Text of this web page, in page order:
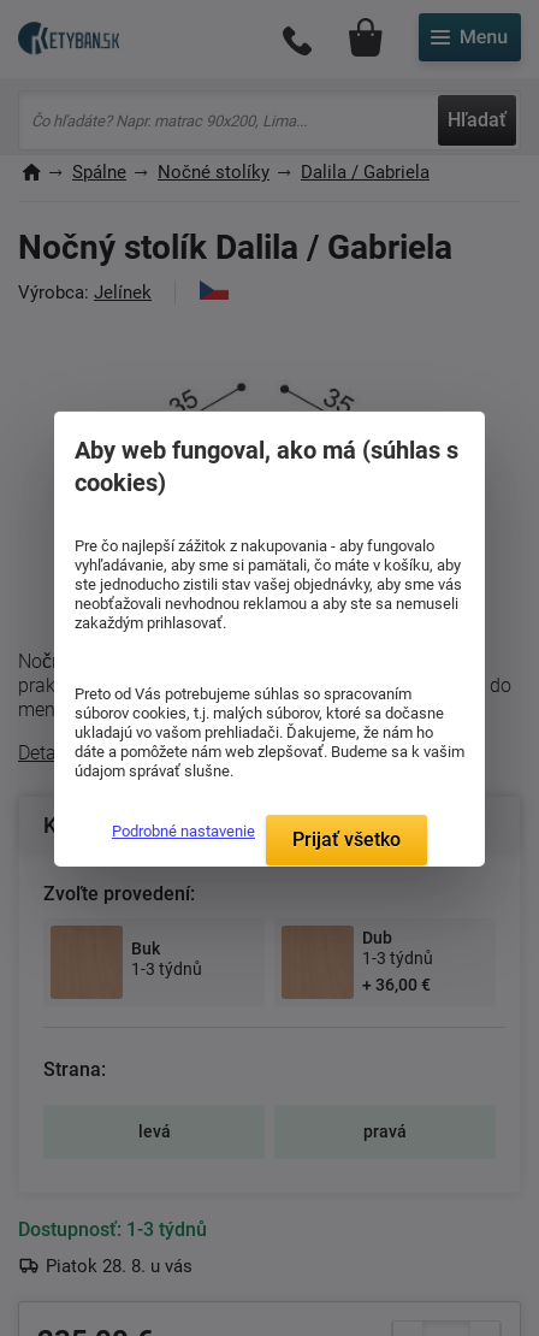
Hľadať
Môj účet
Spálne Nočné stolíky Dalila / Gabriela
Nočný stolík Dalila / Gabriela
Výrobca: Jelínek
Nočné polička k posteliam Gabriela nabo Dalila. Je
praktickou alternatívou miesto nočného stolíka, ideálny do
menších spální, kde je nutné ...
Detailný popis
Konfigurácia produktu
Zvoľte provedení:
Buk
1-3 týdnů
Dub
1-3 týdnů
+ 36,00 €
Strana:
levá pravá
Dostupnosť: 1-3 týdnů
Piatok 28. 8. u vás
Aby web fungoval, ako má (súhlas s
cookies)
Pre čo najlepší zážitok z nakupovania - aby fungovalo
vyhľadávanie, aby sme si pamätali, čo máte v košíku, aby
ste jednoducho zistili stav vašej objednávky, aby sme vás
neobťažovali nevhodnou reklamou a aby ste sa nemuseli
zakaždým prihlasovať.
Preto od Vás potrebujeme súhlas so spracovaním
súborov cookies, t.j. malých súborov, ktoré sa dočasne
ukladajú vo vašom prehliadači. Ďakujeme, že nám ho
dáte a pomôžete nám web zlepšovať. Budeme sa k vašim
údajom správať slušne.
Podrobné nastavenie Prijať všetko